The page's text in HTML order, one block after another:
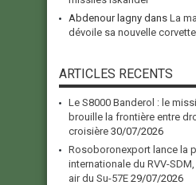
Abdenour lagny dans La
dévoile sa nouvelle
ARTICLES RECENTS
Le S8000 Banderol : le
brouille la frontière entre
croisière 30/07/2026
Rosoboronexport lance la
internationale du RVV-
air du Su-57E 29/07/2026